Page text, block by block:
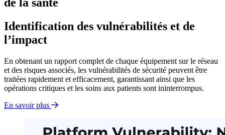
Identification des vulnérabilités et de
l’impact
En obtenant un rapport complet de chaque équipement sur le réseau
et des risques associés, les vulnérabilités de sécurité peuvent être
traitées rapidement et efficacement, garantissant ainsi que les
opérations critiques et les soins aux patients sont ininterrompus.
En savoir plus